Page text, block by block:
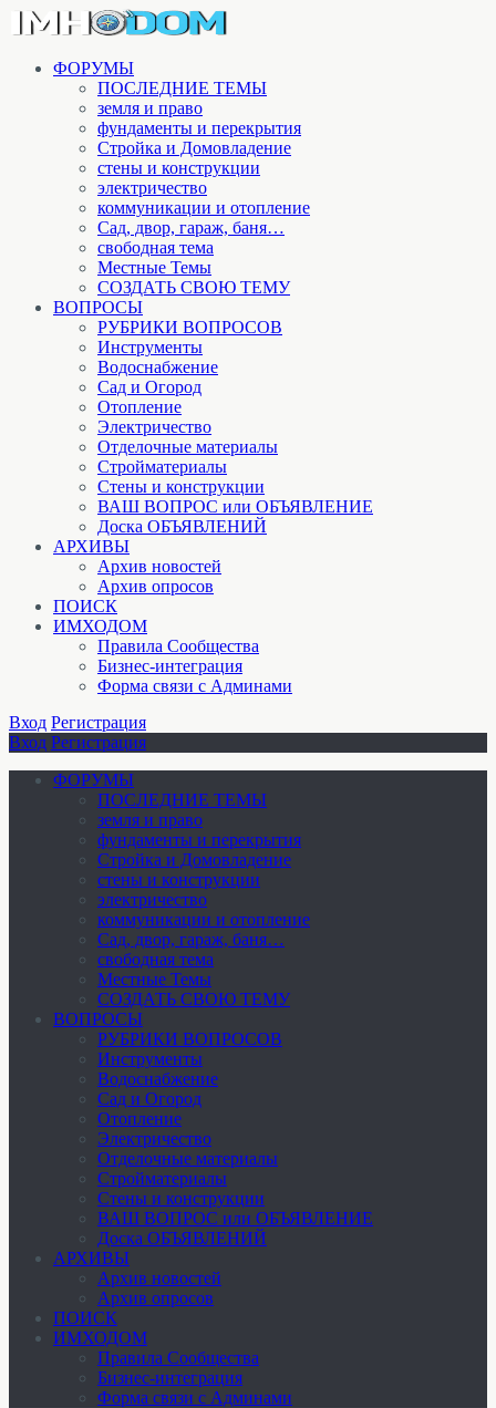
ФОРУМЫ
ПОСЛЕДНИЕ ТЕМЫ
земля и право
фундаменты и перекрытия
Стройка и Домовладение
стены и конструкции
электричество
коммуникации и отопление
Cад, двор, гараж, баня…
свободная тема
Местные Темы
СОЗДАТЬ СВОЮ ТЕМУ
ВОПРОСЫ
РУБРИКИ ВОПРОСОВ
Инструменты
Водоснабжение
Сад и Огород
Отопление
Электричество
Отделочные материалы
Стройматериалы
Стены и конструкции
ВАШ ВОПРОС или ОБЪЯВЛЕНИЕ
Доска ОБЪЯВЛЕНИЙ
АРХИВЫ
Архив новостей
Архив опросов
ПОИСК
ИМХОДОМ
Правила Сообщества
Бизнес-интеграция
Форма связи с Админами
Вход Регистрация
Вход Регистрация
ФОРУМЫ
ПОСЛЕДНИЕ ТЕМЫ
земля и право
фундаменты и перекрытия
Стройка и Домовладение
стены и конструкции
электричество
коммуникации и отопление
Cад, двор, гараж, баня…
свободная тема
Местные Темы
СОЗДАТЬ СВОЮ ТЕМУ
ВОПРОСЫ
РУБРИКИ ВОПРОСОВ
Инструменты
Водоснабжение
Сад и Огород
Отопление
Электричество
Отделочные материалы
Стройматериалы
Стены и конструкции
ВАШ ВОПРОС или ОБЪЯВЛЕНИЕ
Доска ОБЪЯВЛЕНИЙ
АРХИВЫ
Архив новостей
Архив опросов
ПОИСК
ИМХОДОМ
Правила Сообщества
Бизнес-интеграция
Форма связи с Админами